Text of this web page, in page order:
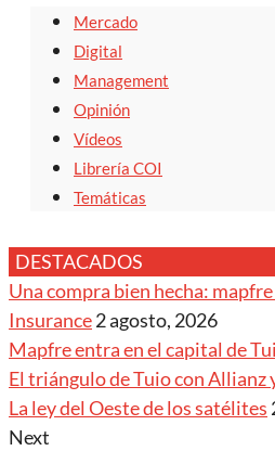
Mercado
Digital
Management
Opinión
Vídeos
Librería COI
Temáticas
DESTACADOS
Una compra bien hecha:
Insurance2 agosto, 2026
Mapfre entra en el capital de
El triángulo de Tuio con Allianz
La ley del Oeste de los satélites
Next